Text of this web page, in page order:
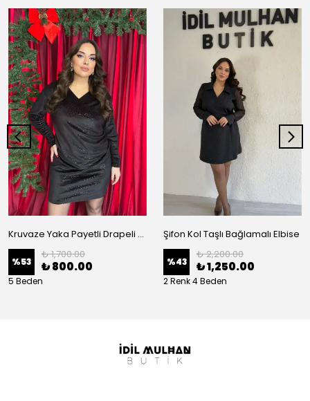
Kruvaze Yaka Payetli Drapeli Elbise
%53
₺ 1,700.00
₺ 800.00
5 Beden
Şifon Kol Taşlı Bağlamalı Elbise
%43
₺ 2,200.00
₺ 1,250.00
2 Renk 4 Beden